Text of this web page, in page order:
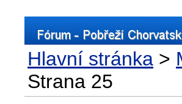
Hlavní stránka >
Strana 25